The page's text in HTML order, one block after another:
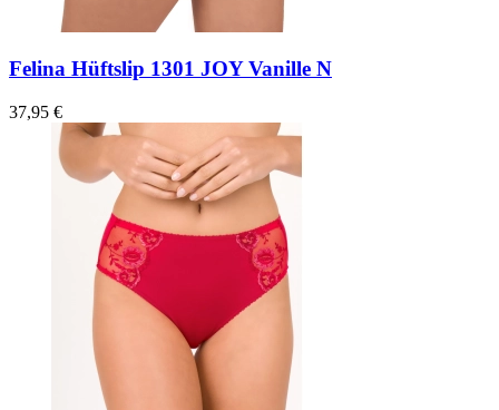
Felina Hüftslip 1301 JOY Vanille N
37,95 €